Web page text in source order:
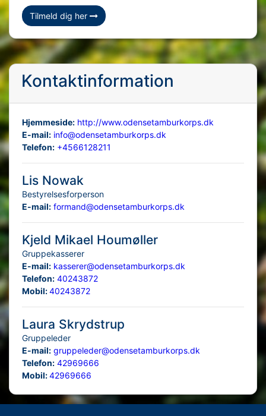
Tilmeld dig her
Kontaktinformation
Hjemmeside: http://www.odensetamburkorps.dk
E-mail: info@odensetamburkorps.dk
Telefon: +4566128211
Lis Nowak
Bestyrelsesforperson
E-mail: formand@odensetamburkorps.dk
Kjeld Mikael Houmøller
Gruppekasserer
E-mail: kasserer@odensetamburkorps.dk
Telefon: 40243872
Mobil:40243872
Laura Skrydstrup
Gruppeleder
E-mail: gruppeleder@odensetamburkorps.dk
Telefon: 42969666
Mobil:42969666